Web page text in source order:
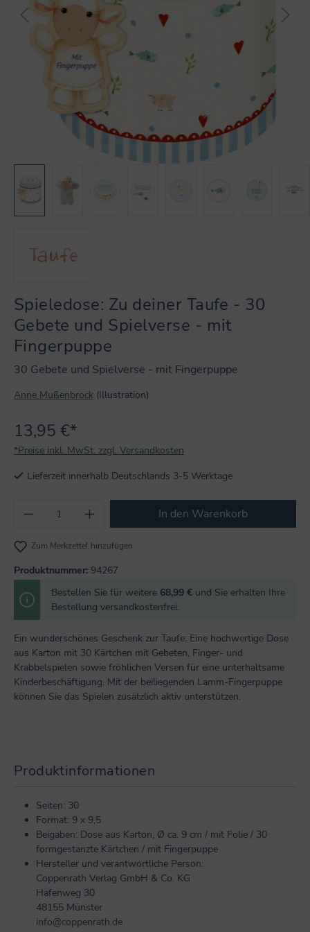
Spieledose: Zu deiner Taufe - 30
Gebete und Spielverse - mit
Fingerpuppe
30 Gebete und Spielverse - mit Fingerpuppe
Anne Mußenbrock (Illustration)
13,95 €*
*Preise inkl. MwSt. zzgl. Versandkosten
Lieferzeit innerhalb Deutschlands 3-5 Werktage
Produkt Anzahl: Gib den gewünschten
In den Warenkorb
Zum Merkzettel hinzufügen
Produktnummer: 94267
Bestellen Sie für weitere 68,99 € und Sie erhalten Ihre
Bestellung versandkostenfrei.
Ein wunderschönes Geschenk zur Taufe: Eine hochwertige Dose
aus Karton mit 30 Kärtchen mit Gebeten, Finger- und
Krabbelspielen sowie fröhlichen Versen für eine unterhaltsame
Kinderbeschäftigung. Mit der beiliegenden Lamm-Fingerpuppe
können Sie das Spielen zusätzlich aktiv unterstützen.
Produktinformationen
Seiten: 30
Format: 9 x 9,5
Beigaben: Dose aus Karton, Ø ca. 9 cm / mit Folie / 30
formgestanzte Kärtchen / mit Fingerpuppe
Hersteller und verantwortliche Person:
Coppenrath Verlag GmbH & Co. KG
Hafenweg 30
48155 Münster
info@coppenrath.de